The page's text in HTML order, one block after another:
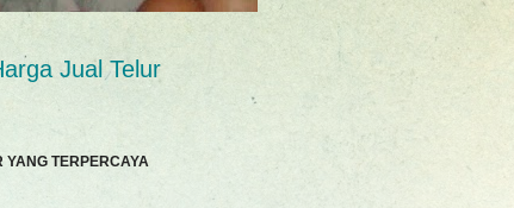
Jual Telur
TERPERCAYA